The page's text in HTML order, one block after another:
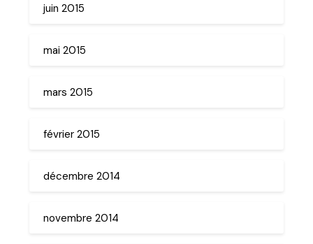
juin 2015
mai 2015
mars 2015
février 2015
décembre 2014
novembre 2014